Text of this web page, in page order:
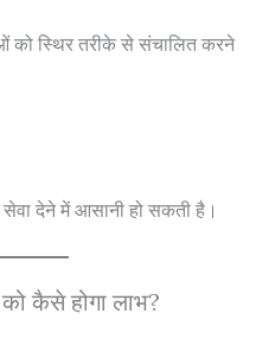
को स्थिर तरीके से संचालित करने
देने में आसानी हो सकती है।
कैसे होगा लाभ?